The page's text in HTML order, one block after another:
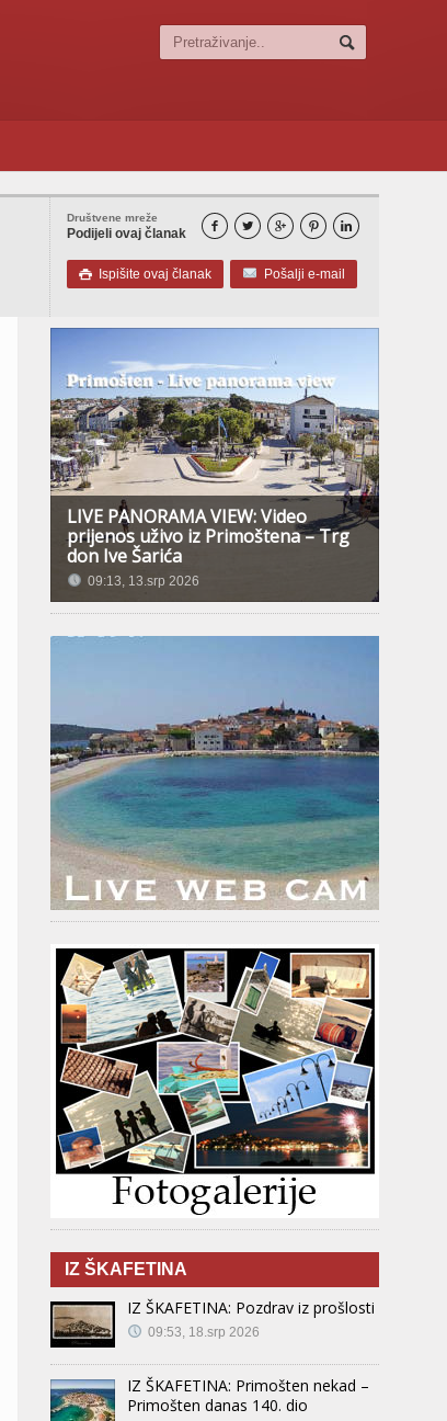
Društvene mreže
Podijeli ovaj članak     
 Ispišite ovaj članak Pošalji e-mail
LIVE PANORAMA VIEW: Video
prijenos uživo iz Primoštena – Trg
don Ive Šarića
09:13, 13.srp 2026
IZ ŠKAFETINA
IZ ŠKAFETINA: Pozdrav iz prošlosti
09:53, 18.srp 2026
IZ ŠKAFETINA: Primošten nekad –
Primošten danas 140. dio